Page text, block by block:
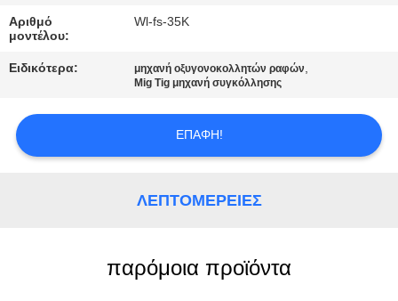
ΜΕ
ΠΕΡΙΠΤΏΣΕΙΣ
ΖΗΤΉΣΤΕ
ΑΠΌΣΠΑΣΜΑ
Αριθμό
μοντέλου:
Wl-fs-35K
Ειδικότερα: μηχανή οξυγονοκολλητών ραφών,
Mig Tig μηχανή συγκόλλησης
ΕΠΑΦΉ!
ΛΕΠΤΟΜΈΡΕΙΕΣ
παρόμοια προϊόντα